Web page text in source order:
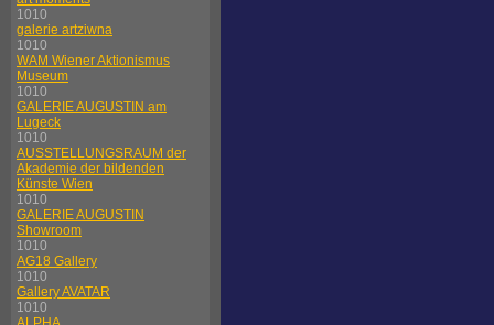
1010
galerie artziwna
1010
WAM Wiener Aktionismus
Museum
1010
GALERIE AUGUSTIN am
Lugeck
1010
AUSSTELLUNGSRAUM der
Akademie der bildenden
Künste Wien
1010
GALERIE AUGUSTIN
Showroom
1010
AG18 Gallery
1010
Gallery AVATAR
1010